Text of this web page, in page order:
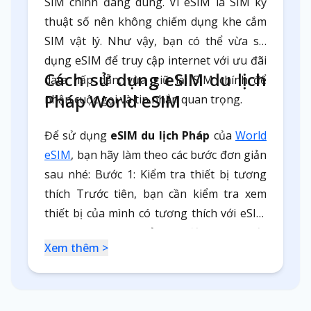
thuật số nên không chiếm dụng khe cắm
SIM vật lý. Như vậy, bạn có thể vừa sử
dụng eSIM để truy cập internet với ưu đãi
data hấp dẫn, vừa giữ lại SIM chính để
nhận cuộc gọi và tin nhắn quan trọng.
Cách sử dụng eSIM du lịch
Pháp World eSIM
Để sử dụng eSIM du lịch Pháp của World
eSIM, bạn hãy làm theo các bước đơn giản
sau nhé: Bước 1: Kiểm tra thiết bị tương
thích Trước tiên, bạn cần kiểm tra xem
thiết bị của mình có tương thích với eSIM
hay không. eSIM chỉ hoạt động trên một
số thiết bị nhất định đã được mở khóa.
Bước 2: Mua eSIM online Sau khi xác định
Xem thêm >